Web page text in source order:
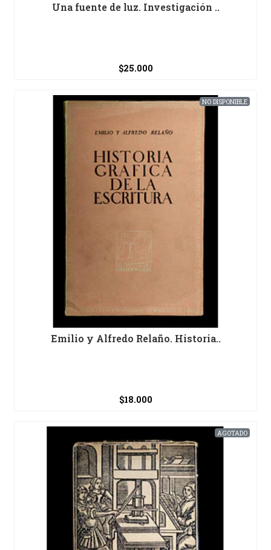
Una fuente de luz. Investigación ..
$25.000
NO DISPONIBLE
Emilio y Alfredo Relaño. Historia..
$18.000
AGOTADO